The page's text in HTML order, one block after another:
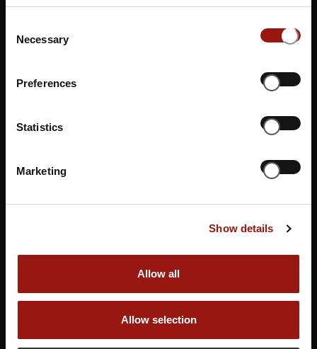
Selection
Necessary
Preferences
Statistics
Marketing
Show details
Allow all
Allow selection
Sie möchten sich nicht auf einen Termin festlegen?
Gastronom*innen indem Sie einen Gutschein erwerben.